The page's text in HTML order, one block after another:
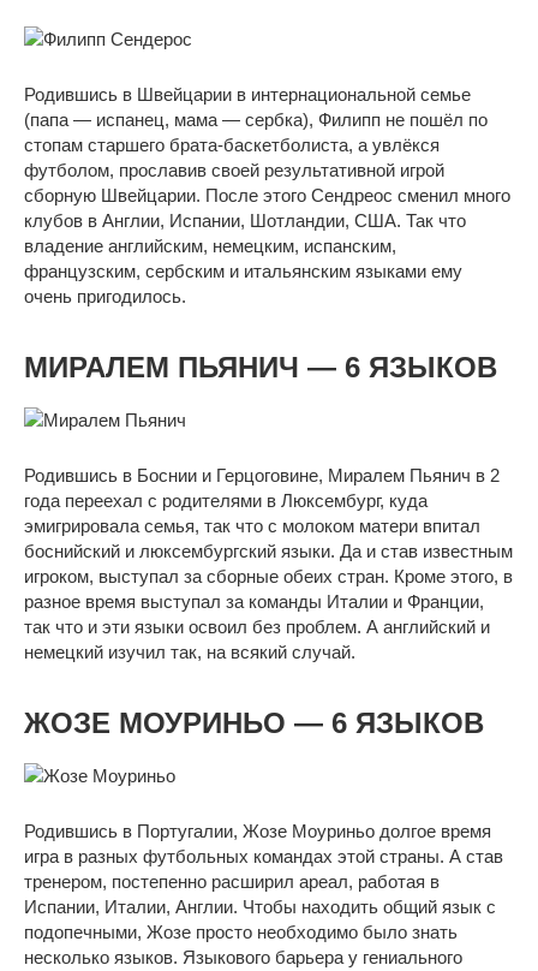
Родившись в Швейцарии в интернациональной семье
(папа — испанец, мама — сербка), Филипп не пошёл по
стопам старшего брата-баскетболиста, а увлёкся
футболом, прославив своей результативной игрой
сборную Швейцарии. После этого Сендреос сменил много
клубов в Англии, Испании, Шотландии, США. Так что
владение английским, немецким, испанским,
французским, сербским и итальянским языками ему
очень пригодилось.
МИРАЛЕМ ПЬЯНИЧ — 6 ЯЗЫКОВ
Родившись в Боснии и Герцоговине, Миралем Пьянич в 2
года переехал с родителями в Люксембург, куда
эмигрировала семья, так что с молоком матери впитал
боснийский и люксембургский языки. Да и став известным
игроком, выступал за сборные обеих стран. Кроме этого, в
разное время выступал за команды Италии и Франции,
так что и эти языки освоил без проблем. А английский и
немецкий изучил так, на всякий случай.
ЖОЗЕ МОУРИНЬО — 6 ЯЗЫКОВ
Родившись в Португалии, Жозе Моуриньо долгое время
игра в разных футбольных командах этой страны. А став
тренером, постепенно расширил ареал, работая в
Испании, Италии, Англии. Чтобы находить общий язык с
подопечными, Жозе просто необходимо было знать
несколько языков. Языкового барьера у гениального